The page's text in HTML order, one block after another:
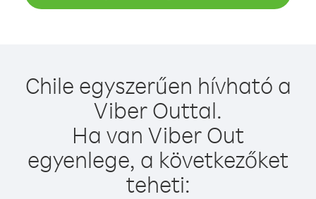
Chile egyszerűen hívható a
Viber Outtal.
Ha van Viber Out
egyenlege, a következőket
teheti: